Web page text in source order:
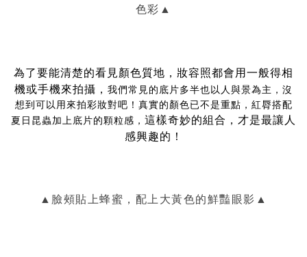
色彩▲
為了要能清楚的看見顏色質地，妝容照都會用一般得相
機或手機來拍攝， 我們常見的底片多半也以人與景為主，沒
想到可以用來拍彩妝對吧！真實的顏色已不是重點，紅脣搭配
夏日昆蟲加上底片的顆粒感， 這樣奇妙的組合，才是最讓人
感興趣的！
▲臉頰貼上蜂蜜，配上大黃色的鮮豔眼影▲